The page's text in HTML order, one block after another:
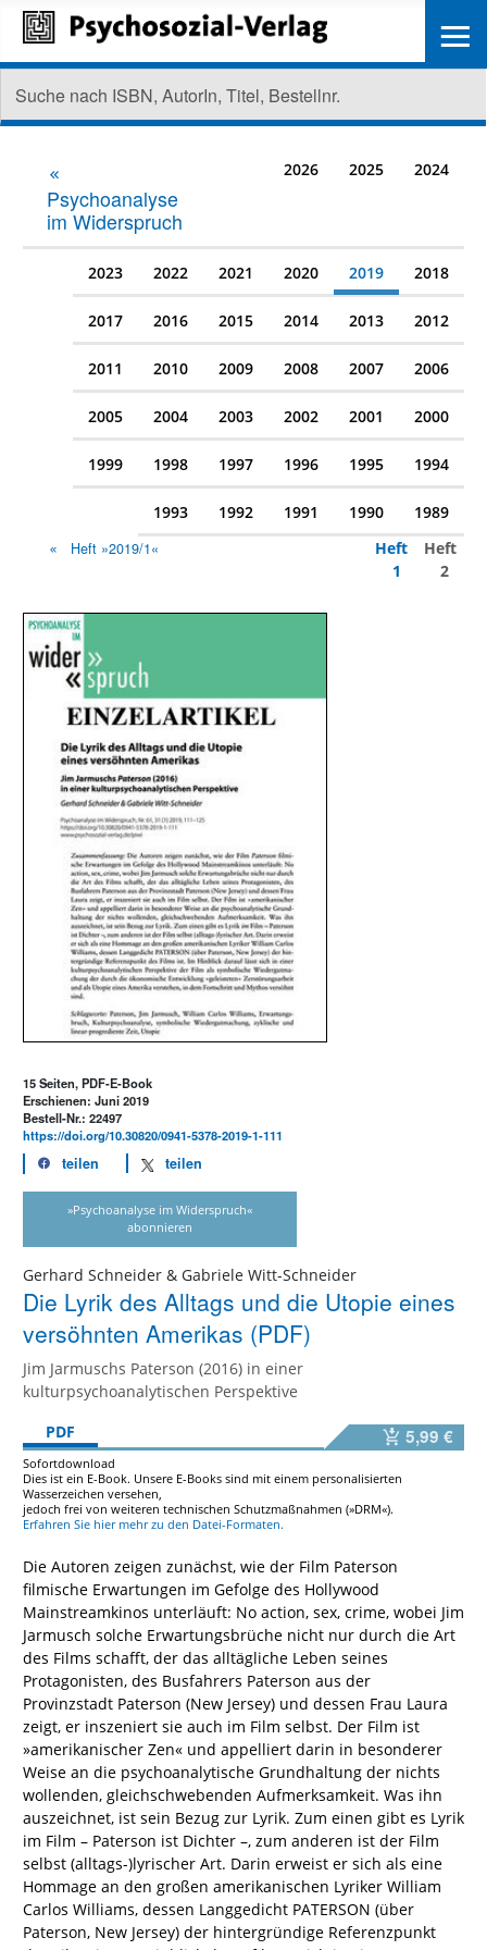
Psychoanalyse
im Widerspruch
2026 2025 2024
2023 2022 2021 2020 2019 2018
2017 2016 2015 2014 2013 2012
2011 2010 2009 2008 2007 2006
2005 2004 2003 2002 2001 2000
1999 1998 1997 1996 1995 1994
1993 1992 1991 1990 1989
Heft »2019/1«
Heft
1
Heft
2
15 Seiten, PDF-E-Book
Erschienen: Juni 2019
Bestell-Nr.: 22497
https://doi.org/10.30820/0941-5378-2019-1-111
teilen teilen
»Psychoanalyse im Widerspruch«
abonnieren
Gerhard Schneider & Gabriele Witt-Schneider
Die Lyrik des Alltags und die Utopie eines
versöhnten Amerikas (PDF)
Jim Jarmuschs Paterson (2016) in einer
kulturpsychoanalytischen Perspektive
PDF
5,99 €
Sofortdownload
Dies ist ein E-Book. Unsere E-Books sind mit einem personalisierten
Wasserzeichen versehen,
jedoch frei von weiteren technischen Schutzmaßnahmen (»DRM«).
Erfahren Sie hier mehr zu den Datei-Formaten.
Die Autoren zeigen zunächst, wie der Film Paterson
filmische Erwartungen im Gefolge des Hollywood
Mainstreamkinos unterläuft: No action, sex, crime, wobei Jim
Jarmusch solche Erwartungsbrüche nicht nur durch die Art
des Films schafft, der das alltägliche Leben seines
Protagonisten, des Busfahrers Paterson aus der
Provinzstadt Paterson (New Jersey) und dessen Frau Laura
zeigt, er inszeniert sie auch im Film selbst. Der Film ist
»amerikanischer Zen« und appelliert darin in besonderer
Weise an die psychoanalytische Grundhaltung der nichts
wollenden, gleichschwebenden Aufmerksamkeit. Was ihn
auszeichnet, ist sein Bezug zur Lyrik. Zum einen gibt es Lyrik
im Film – Paterson ist Dichter –, zum anderen ist der Film
selbst (alltags-)lyrischer Art. Darin erweist er sich als eine
Hommage an den großen amerikanischen Lyriker William
Carlos Williams, dessen Langgedicht PATERSON (über
Paterson, New Jersey) der hintergründige Referenzpunkt
≡